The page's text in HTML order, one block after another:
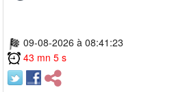
09-08-2026 à 08:41:23
43 mn 5 s